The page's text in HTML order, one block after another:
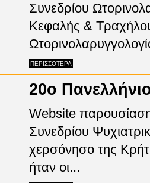
Συνεδρίου
Κεφαλής &
ΠΕΡΙΣΣΟΤΕΡΑ
20ο
Website
Συνεδρίου
χερσόνησο της
ήταν οι...